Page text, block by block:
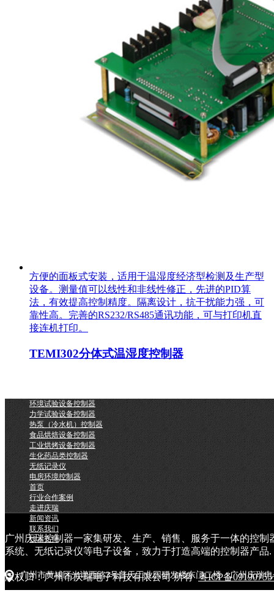
方便的面板式安装，适用于温湿度经济型检测及生产型
设备。测量值可以线性和非线性修正，先进的PID算
法，有效提高控制精度。隔离设计，抗干扰能力强，可
靠性高。完善的RS232/RS485通讯功能，可与打印机直
接连机打印。
TEMI302分体式温湿度控制器
环境试验设备控制器
力学试验设备控制器
热泵（冷水机）控制器
食品烘焙设备控制器
工业烘烤设备控制器
生化药品类控制器
无纸记录仪
电房环境控制器
首页
行业合作案例
走进庆瑞
新闻资讯
联系我们
技术支持
广州市黄埔区光谱西路3号普天工业园研发楼东门二楼（广州庆瑞
广州庆瑞控制器一家集研发、生产、销售、服务于一体的控
系统、无纸记录仪等电子设备，致力于打造高端的控制器产品.
版权归：广州市庆瑞电子科技有限公司 所有粤ICP备